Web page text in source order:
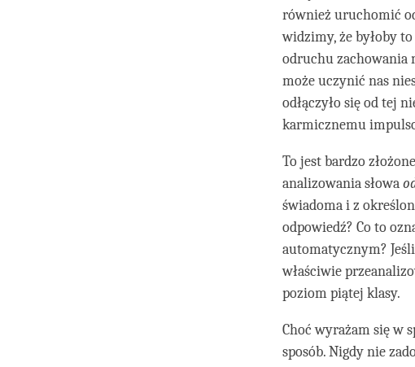
również uruchomić
widzimy, że byłoby
odruchu zachowania
może uczynić nas
odłączyło się od tej
karmicznemu
To jest bardzo
analizowania słowa
świadoma i z
odpowiedź? Co to
automatycznym?
właściwie
poziom piątej klasy.
Choć wyrażam się w
sposób. Nigdy nie